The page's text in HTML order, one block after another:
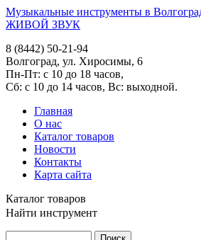
Музыкальные инструменты в
ЖИВОЙ ЗВУК
8 (8442) 50-21-94
Волгоград, ул. Хиросимы, 6
Пн-Пт: с 10 до 18 часов,
Сб: с 10 до 14 часов, Вс: выходной.
Главная
О нас
Каталог товаров
Новости
Контакты
Карта сайта
Каталог товаров
Найти инструмент